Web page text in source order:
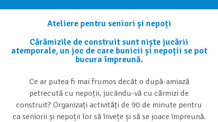
Ateliere pentru seniori și nepoți
Cărămizile de construit sunt niște jucării
atemporale, un joc de care bunicii și nepoții se pot
bucura împreună.
Ce ar putea fi mai frumos decât o după-amiază
petrecută cu nepoții, jucându-vă cu cărmizi de
construit? Organizați activități de 90 de minute pentru
ca seniorii și nepoții lor să învețe și să se joace împreună.